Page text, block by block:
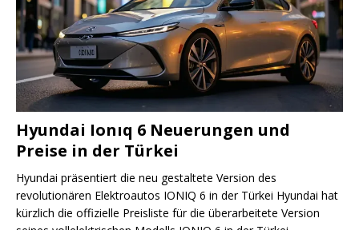
Hyundai Ionıq 6 Neuerungen und
Preise in der Türkei
Hyundai präsentiert die neu gestaltete Version des
revolutionären Elektroautos IONIQ 6 in der Türkei Hyundai hat
kürzlich die offizielle Preisliste für die überarbeitete Version